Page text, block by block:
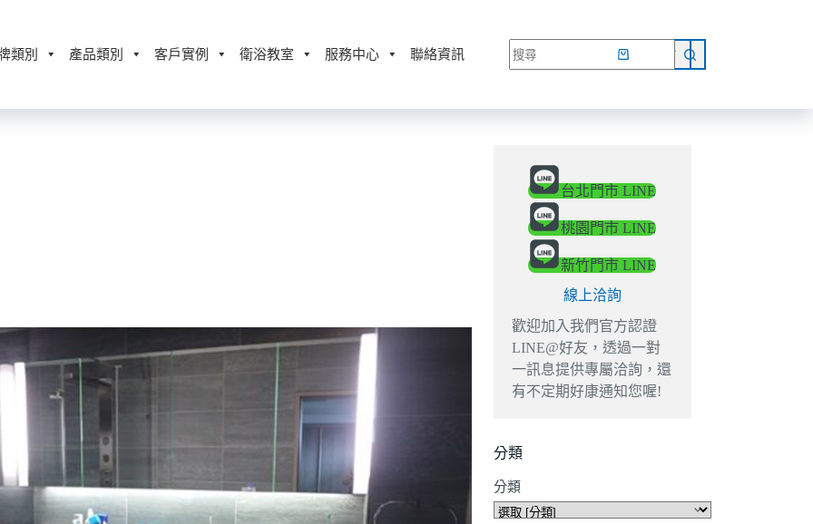
類別 產品類別 客戶實例 衛浴教室 服務中心 聯絡資訊 網路商店
台北門市 LINE
桃園門市 LINE
新竹門市 LINE
線上洽詢
歡迎加入我們官方認證
LINE@好友，透過一對
一訊息提供專屬洽詢，還
有不定期好康通知您喔!
分類
分類